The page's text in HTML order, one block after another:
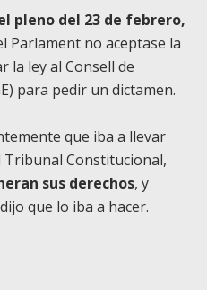
pleno del 23 de febrero,
Parlament no aceptase la
la ley al Consell de
para pedir un dictamen.
que iba a llevar
Tribunal Constitucional,
sus derechos, y
que lo iba a hacer.